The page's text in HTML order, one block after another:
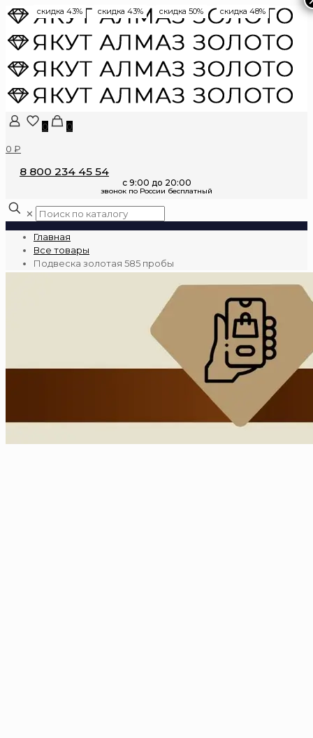
0
0
0 ₽
8 800 234 45 54
✕
Главная
Все товары
Подвеска золотая 585 пробы
скидка 43% скидка 43% скидка 50% скидка 48%